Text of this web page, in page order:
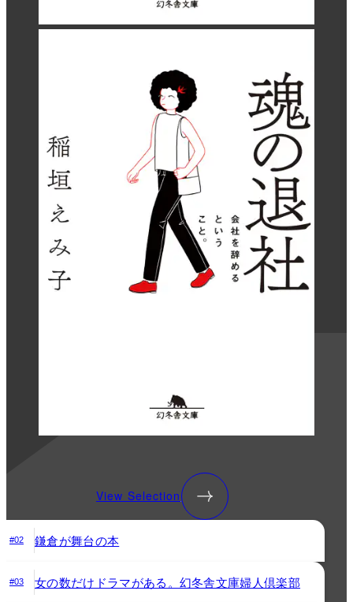
View Selection
#02 鎌倉が舞台の本
#03 女の数だけドラマがある。幻冬舎文庫婦人倶楽部